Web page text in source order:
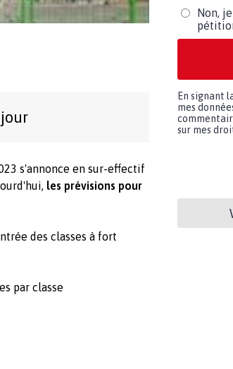
s'annonce en sur-effectif
les prévisions pour
des classes à fort
par classe
Non,
En signant
mes
sur mes